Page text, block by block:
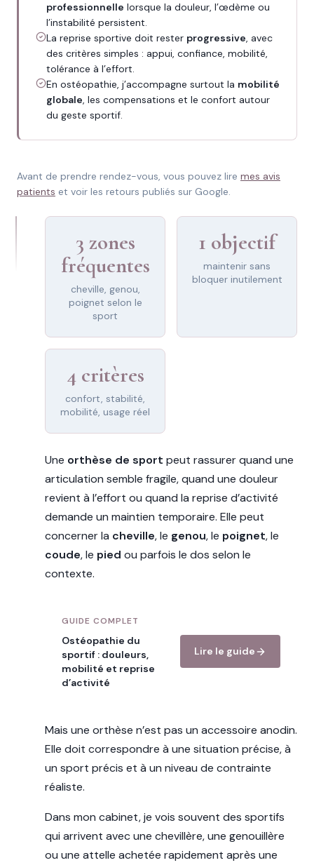
professionnelle lorsque la douleur, l’œdème ou
l’instabilité persistent.
La reprise sportive doit rester progressive, avec
des critères simples : appui, confiance, mobilité,
tolérance à l’effort.
En ostéopathie, j’accompagne surtout la mobilité
globale, les compensations et le confort autour
du geste sportif.
Avant de prendre rendez-vous, vous pouvez lire mes avis
patients et voir les retours publiés sur Google.
3 zones
fréquentes
cheville, genou,
poignet selon le
sport
1 objectif
maintenir sans
bloquer inutilement
4 critères
confort, stabilité,
mobilité, usage réel
Une orthèse de sport peut rassurer quand une
articulation semble fragile, quand une douleur
revient à l’effort ou quand la reprise d’activité
demande un maintien temporaire. Elle peut
concerner la cheville, le genou, le poignet, le
coude, le pied ou parfois le dos selon le
contexte.
GUIDE COMPLET
Ostéopathie du
sportif : douleurs,
mobilité et reprise
d’activité
Lire le guide
Mais une orthèse n’est pas un accessoire anodin.
Elle doit correspondre à une situation précise, à
un sport précis et à un niveau de contrainte
réaliste.
Dans mon cabinet, je vois souvent des sportifs
qui arrivent avec une chevillère, une genouillère
ou une attelle achetée rapidement après une